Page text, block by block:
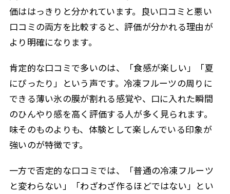
価ははっきりと分かれています。良い口コミと悪い
口コミの両方を比較すると、評価が分かれる理由が
より明確になります。
肯定的な口コミで多いのは、「食感が楽しい」「夏
にぴったり」という声です。冷凍フルーツの周りに
できる薄い氷の膜が割れる感覚や、口に入れた瞬間
のひんやり感を高く評価する人が多く見られます。
味そのものよりも、体験として楽しんでいる印象が
強いのが特徴です。
一方で否定的な口コミでは、「普通の冷凍フルーツ
と変わらない」「わざわざ作るほどではない」とい